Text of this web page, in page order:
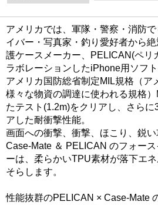
アメリカでは、軍隊・警察・消防
イバー・写真家・釣り愛好者から
護ケースメーカー、PELICAN(ペリ
ラボレーションしたiPhone用ソフト
アメリカ国防総省制定MIL規格（ア
様々な物資の調達に使われる規格
たテスト(1.2m)をクリアし、さらに
アした耐衝撃性能。
画面への衝撃、衝撃、ほこり、鋭い
Case-Mate ＆ PELICAN のフォー
ーは、柔らかいTPU素材が落下エ
そらします。
性能抜群のPELICAN × Case-Mate